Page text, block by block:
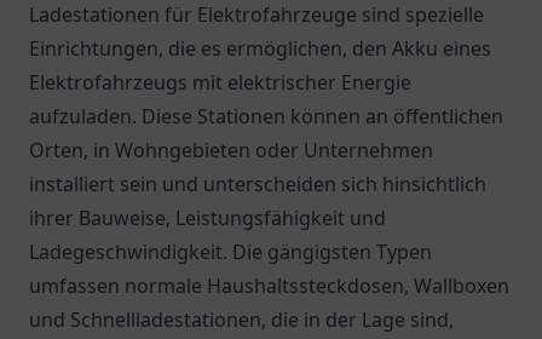
Ladestationen für Elektrofahrzeuge sind spezielle
Einrichtungen, die es ermöglichen, den Akku eines
Elektrofahrzeugs mit elektrischer Energie
aufzuladen. Diese Stationen können an öffentlichen
Orten, in Wohngebieten oder Unternehmen
installiert sein und unterscheiden sich hinsichtlich
ihrer Bauweise, Leistungsfähigkeit und
Ladegeschwindigkeit. Die gängigsten Typen
umfassen normale Haushaltssteckdosen, Wallboxen
und Schnellladestationen, die in der Lage sind,